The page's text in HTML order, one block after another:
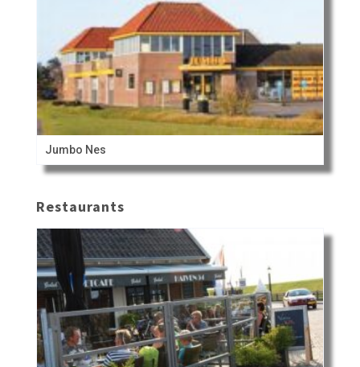
Jumbo Nes
Restaurants